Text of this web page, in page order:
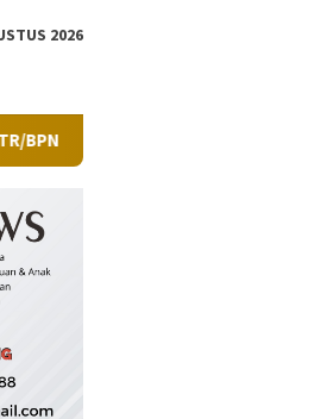
2026
Peralihan Hak Target Maksimal